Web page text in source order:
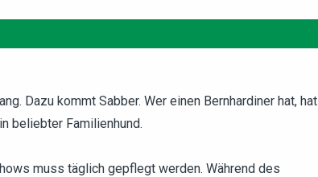
Dazu kommt Sabber. Wer einen Bernhardiner hat, hat
beliebter Familienhund.
muss täglich gepflegt werden. Während des